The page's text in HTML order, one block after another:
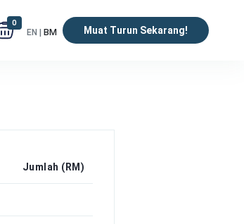
0
EN | BM Muat Turun Sekarang!
Jumlah (RM)